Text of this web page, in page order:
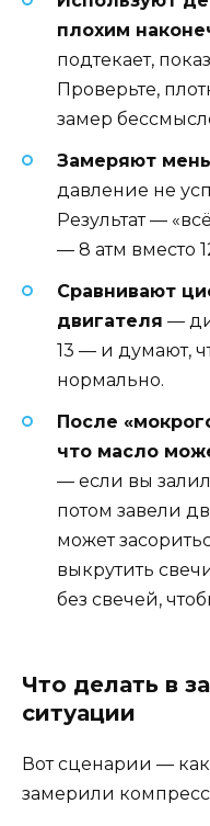
плохим
подтекает,
Проверьте,
замер
Замеряют
давление не
Результат —
— 8 атм вместо
Сравнивают
двигателя —
13 — и думают,
нормально.
После
что масло
— если вы
потом завели
может
выкрутить
без свечей,
Что делать в
ситуации
Вот сценарии —
замерили